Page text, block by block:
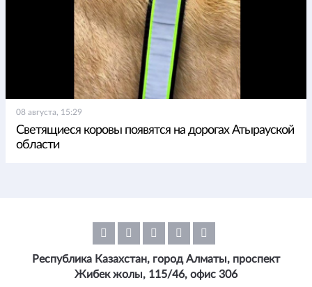
08 августа, 15:29
Светящиеся коровы появятся на дорогах Атырауской
области
Республика Казахстан, город Алматы, проспект
Жибек жолы, 115/46, офис 306